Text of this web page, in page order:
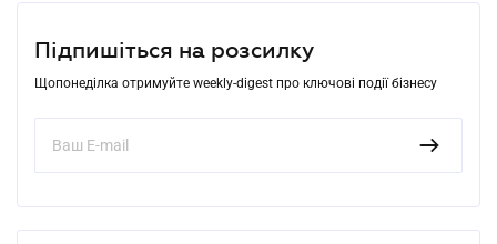
Підпишіться на розсилку
Щопонеділка отримуйте weekly-digest про ключові події бізнесу